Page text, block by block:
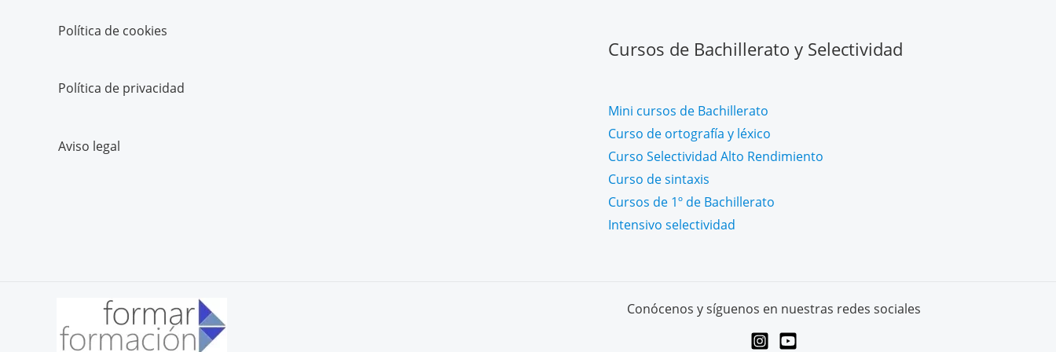
Política de cookies
Política de privacidad
Aviso legal
Cursos de Bachillerato y Selectividad
Mini cursos de Bachillerato
Curso de ortografía y léxico
Curso Selectividad Alto Rendimiento
Curso de sintaxis
Cursos de 1º de Bachillerato
Intensivo selectividad
Conócenos y síguenos en nuestras redes sociales